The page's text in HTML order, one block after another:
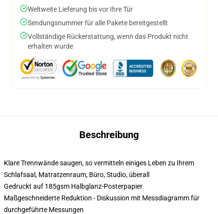
Weltweite Lieferung bis vor Ihre Tür
Sendungsnummer für alle Pakete bereitgestellt
Vollständige Rückerstattung, wenn das Produkt nicht
erhalten wurde
Beschreibung
Klare Trennwände saugen, so vermitteln einiges Leben zu Ihrem
Schlafsaal, Matratzenraum, Büro, Studio, überall
Gedruckt auf 185gsm Halbglanz-Posterpapier
Maßgeschneiderte Reduktion - Diskussion mit Messdiagramm für
durchgeführte Messungen